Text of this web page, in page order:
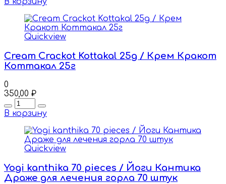
Quickview
Cream Crackot Kottakal 25g / Крем Кракот
Коттакал 25г
0
350,00 ₽
Quantity
В корзину
Quickview
Yogi kanthika 70 pieces / Йоги Кантика
Драже для лечения горла 70 штук